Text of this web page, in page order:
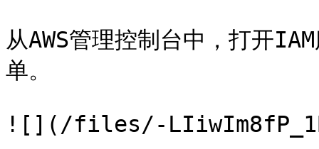
从AWS管理控制台中，打开
单。
![](/files/-